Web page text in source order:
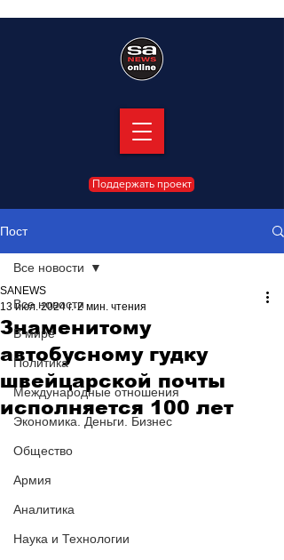
Поддержать проект
Пост
Все новости
В мире
Политика
Международные отношения
Экономика. Деньги. Бизнес
Общество
Армия
Аналитика
Наука и Технологии
Все новости
Знаменитому
автобусному гудку
швейцарской почты
исполняется 100 лет
SANEWS
13 июл. 2024 г. 2 мин. чтения